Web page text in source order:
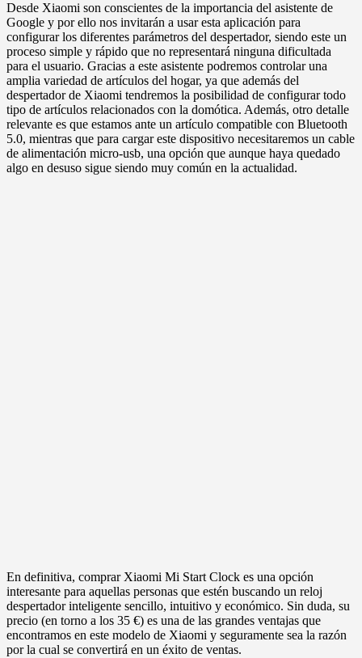
Desde Xiaomi son conscientes de la importancia del asistente de
Google y por ello nos invitarán a usar esta aplicación para
configurar los diferentes parámetros del despertador, siendo este un
proceso simple y rápido que no representará ninguna dificultada
para el usuario. Gracias a este asistente podremos controlar una
amplia variedad de artículos del hogar, ya que además del
despertador de Xiaomi tendremos la posibilidad de configurar todo
tipo de artículos relacionados con la domótica. Además, otro detalle
relevante es que estamos ante un artículo compatible con Bluetooth
5.0, mientras que para cargar este dispositivo necesitaremos un cable
de alimentación micro-usb, una opción que aunque haya quedado
algo en desuso sigue siendo muy común en la actualidad.
En definitiva, comprar Xiaomi Mi Start Clock es una opción
interesante para aquellas personas que estén buscando un reloj
despertador inteligente sencillo, intuitivo y económico. Sin duda, su
precio (en torno a los 35 €) es una de las grandes ventajas que
encontramos en este modelo de Xiaomi y seguramente sea la razón
por la cual se convertirá en un éxito de ventas.